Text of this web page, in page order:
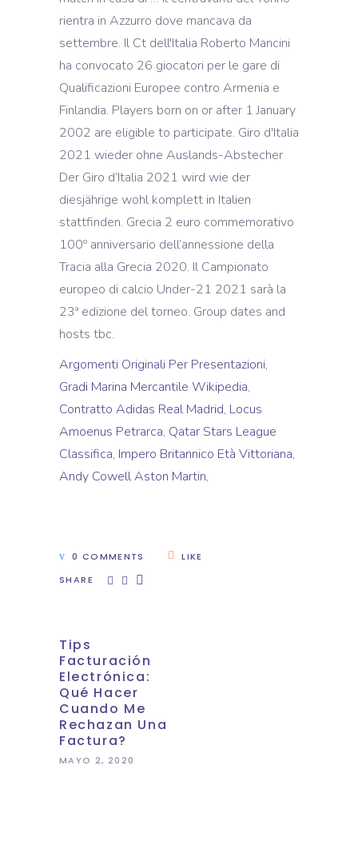
rientra in Azzurro dove mancava da
settembre. Il Ct dell'Italia Roberto Mancini
ha convocato 26 giocatori per le gare di
Qualificazioni Europee contro Armenia e
Finlandia. Players born on or after 1 January
2002 are eligible to participate. Giro d'Italia
2021 wieder ohne Auslands-Abstecher
Der Giro d’Italia 2021 wird wie der
diesjährige wohl komplett in Italien
stattfinden. Grecia 2 euro commemorativo
100º anniversario dell’annessione della
Tracia alla Grecia 2020. Il Campionato
europeo di calcio Under-21 2021 sarà la
23ª edizione del torneo. Group dates and
hosts tbc.
Argomenti Originali Per Presentazioni,
Gradi Marina Mercantile Wikipedia,
Contratto Adidas Real Madrid, Locus
Amoenus Petrarca, Qatar Stars League
Classifica, Impero Britannico Età Vittoriana,
Andy Cowell Aston Martin,
0 COMMENTS
LIKE
SHARE
Tips
Facturación
Electrónica:
Qué Hacer
Cuando Me
Rechazan Una
Factura?
MAYO 2, 2020